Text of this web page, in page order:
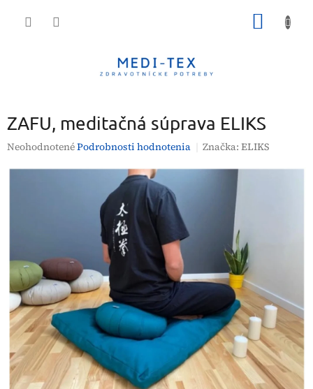
ZAFU, meditačná súprava ELIKS
Priemerné
produktu
NeohodnotenéPodrobnosti hodnotenia Značka:ELIKS